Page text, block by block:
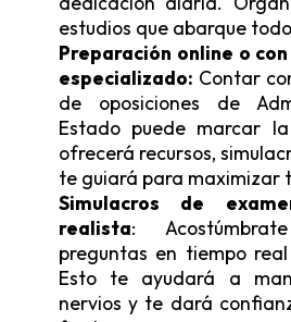
estudios que abarque
Preparación online o
especializado: Contar
de oposiciones de
Estado puede marcar
ofrecerá recursos,
te guiará para maximizar
Simulacros de
realista:
preguntas en tiempo
Esto te ayudará a
nervios y te dará